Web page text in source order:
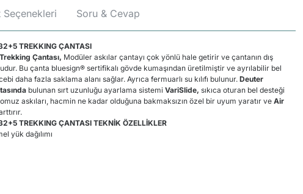
Seçenekleri Soru & Cevap
TREKKING ÇANTASI
Çantası, Modüler askılar çantayı çok yönlü hale getirir ve çantanın dış
Bu çanta bluesign® sertifikalı gövde kumaşından üretilmiştir ve ayrılabilir bel
daha fazla saklama alanı sağlar. Ayrıca fermuarlı su kılıfı bulunur.Deuter
bulunan sırt uzunluğu ayarlama sistemi VariSlide, sıkıca oturan bel desteği
omuz askıları, hacmin ne kadar olduğuna bakmaksızın özel bir uyum yaratır ve Air
TREKKING ÇANTASI TEKNİK ÖZELLİKLER
yük dağılımı